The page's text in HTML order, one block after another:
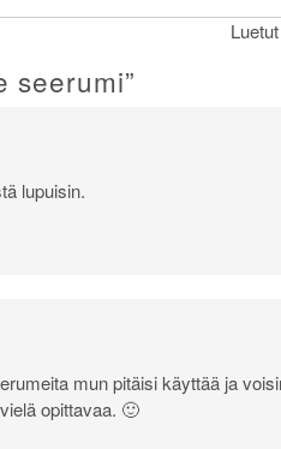
seerumi”
lupuisin.
mun pitäisi käyttää ja
opittavaa. 🙂